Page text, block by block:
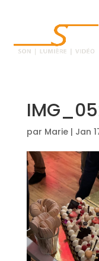
par Marie| Jan